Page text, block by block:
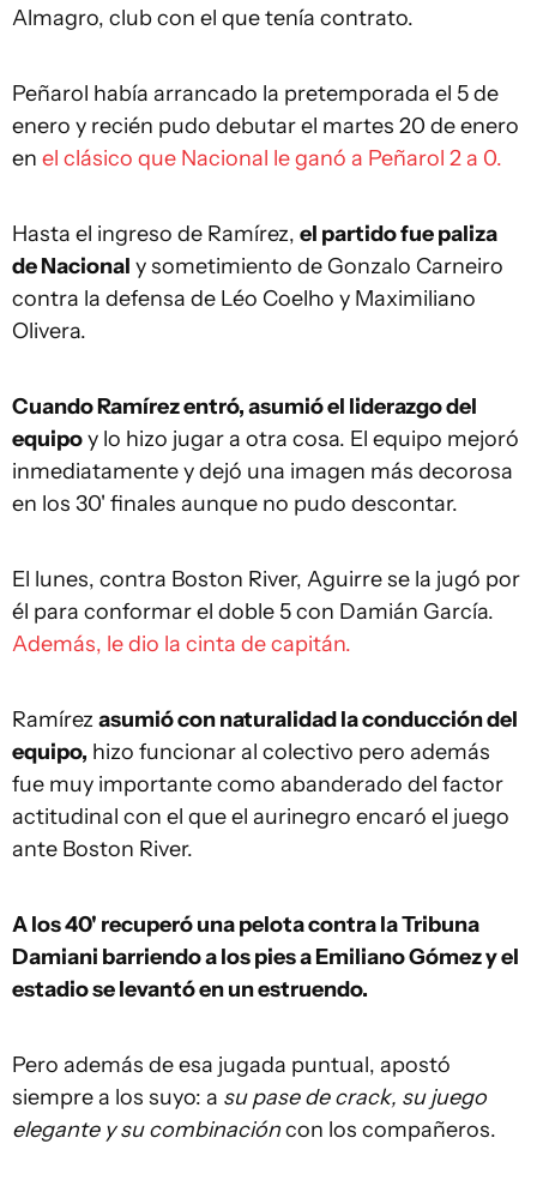
Almagro, club con el que tenía contrato.
Peñarol había arrancado la pretemporada el 5 de
enero y recién pudo debutar el martes 20 de enero
en el clásico que Nacional le ganó a Peñarol 2 a 0.
Hasta el ingreso de Ramírez, el partido fue paliza
de Nacional y sometimiento de Gonzalo Carneiro
contra la defensa de Léo Coelho y Maximiliano
Olivera.
Cuando Ramírez entró, asumió el liderazgo del
equipoy lo hizo jugar a otra cosa. El equipo mejoró
inmediatamente y dejó una imagen más decorosa
en los 30' finales aunque no pudo descontar.
El lunes, contra Boston River, Aguirre se la jugó por
él para conformar el doble 5 con Damián García.
Además, le dio la cinta de capitán.
Ramírez asumió con naturalidad la conducción del
equipo, hizo funcionar al colectivo pero además
fue muy importante como abanderado del factor
actitudinal con el que el aurinegro encaró el juego
ante Boston River.
A los 40' recuperó una pelota contra la Tribuna
Damiani barriendo a los pies a Emiliano Gómez y el
estadio se levantó en un estruendo.
Pero además de esa jugada puntual, apostó
siempre a los suyo: a su pase de crack, su juego
elegante y su combinacióncon los compañeros.